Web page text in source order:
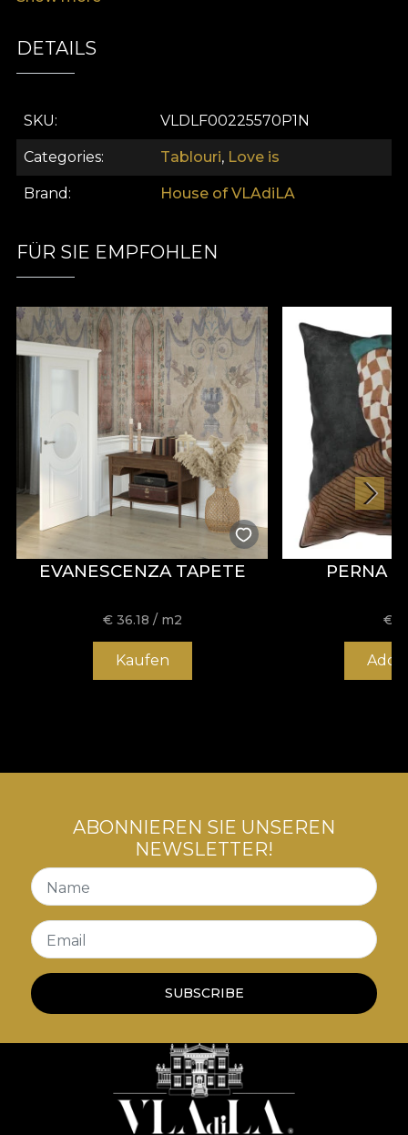
DETAILS
SKU VLDLF00225570P1N
Categories Tablouri, Love is
Brand House of VLAdiLA
FÜR SIE EMPFOHLEN
EVANESCENZA TAPETE
€ 36.18 / m2
Kaufen
PERNA
€
Add
ABONNIEREN SIE UNSEREN
NEWSLETTER!
Name
Email
SUBSCRIBE